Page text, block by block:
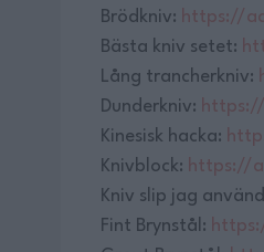
Brödkniv: https://
Bästa kniv setet:
Lång trancherkniv:
Dunderkniv:
Kinesisk hacka:
Knivblock: https://
Kniv slip jag
Fint Brynstål: